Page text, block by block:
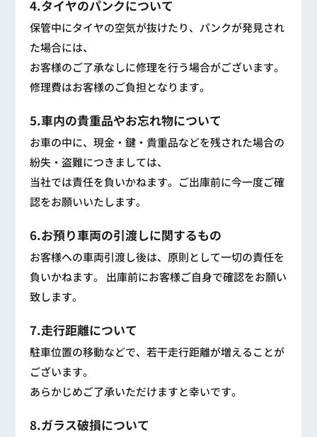
4.タイヤのパンクについて
保管中にタイヤの空気が抜けたり、パンクが発見され
た場合には、
お客様のご了承なしに修理を行う場合がございます。
修理費はお客様のご負担となります。
5.車内の貴重品やお忘れ物について
お車の中に、現金・鍵・貴重品などを残された場合の
紛失・盗難につきましては、
当社では責任を負いかねます。ご出庫前に今一度ご確
認をお願いいたします。
6.お預り車両の引渡しに関するもの
お客様への車両引渡し後は、原則として一切の責任を
負いかねます。 出庫前にお客様ご自身で確認をお願い
致します。
7.走行距離について
駐車位置の移動などで、若干走行距離が増えることが
ございます。
あらかじめご了承いただけますと幸いです。
8.ガラス破損について